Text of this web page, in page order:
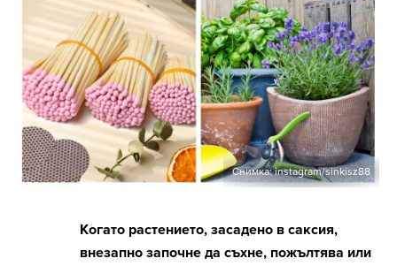
Снимка: instagram/sinkisz88
Когато растението, засадено в саксия,
внезапно започне да съхне, пожълтява или